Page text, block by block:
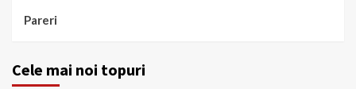
Pareri
Cele mai noi topuri